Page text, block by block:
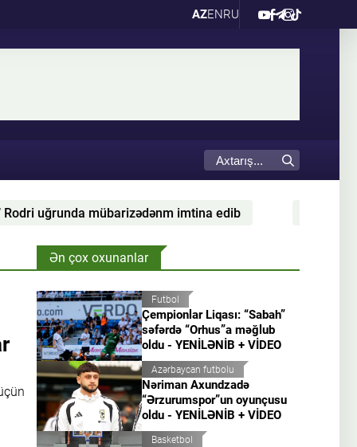
AZENRU
imtina edib Konor Makqreqor diz
Ən çox oxunanlar
Futbol
Çempionlar Liqası: “Sabah”
səfərdə “Orhus”a məğlub
oldu - YENİLƏNİB + VİDEO
Azərbaycan futbolu
Nəriman Axundzadə
“Ərzurumspor”un oyunçusu
oldu - YENİLƏNİB + VİDEO
Basketbol